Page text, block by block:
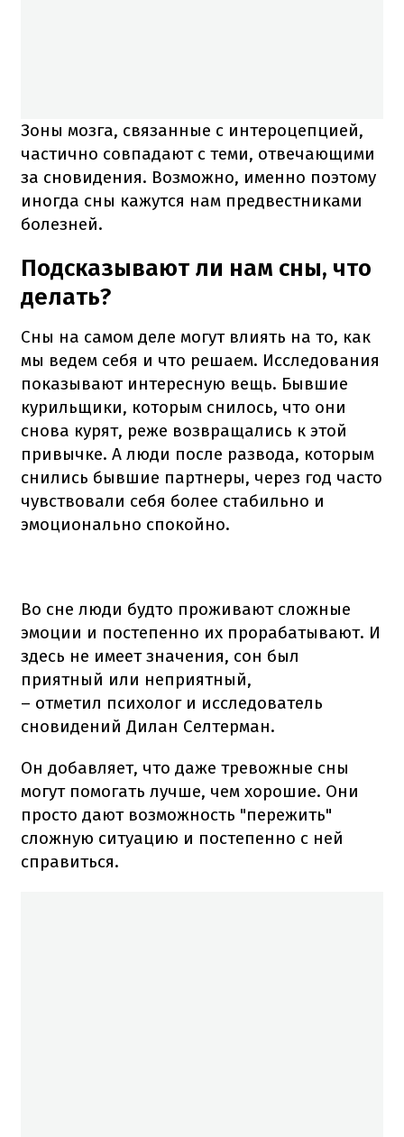
Зоны мозга, связанные с интероцепцией,
частично совпадают с теми, отвечающими
за сновидения. Возможно, именно поэтому
иногда сны кажутся нам предвестниками
болезней.
Подсказывают ли нам сны, что
делать?
Сны на самом деле могут влиять на то, как
мы ведем себя и что решаем. Исследования
показывают интересную вещь. Бывшие
курильщики, которым снилось, что они
снова курят, реже возвращались к этой
привычке. А люди после развода, которым
снились бывшие партнеры, через год часто
чувствовали себя более стабильно и
эмоционально спокойно.
Во сне люди будто проживают сложные
эмоции и постепенно их прорабатывают. И
здесь не имеет значения, сон был
приятный или неприятный,
– отметил психолог и исследователь
сновидений Дилан Селтерман.
Он добавляет, что даже тревожные сны
могут помогать лучше, чем хорошие. Они
просто дают возможность "пережить"
сложную ситуацию и постепенно с ней
справиться.